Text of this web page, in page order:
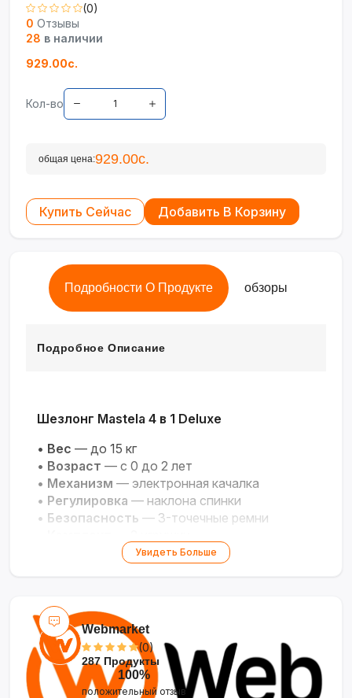
(0)
0 Отзывы
28 в наличии
929.00с.
Кол-во
общая цена:929.00с.
Купить Сейчас Добавить В Корзину
Подробности О Продукте обзоры
Подробное Описание
Шезлонг Mastela 4 в 1 Deluxe
• Вес — до 15 кг
• Возраст — с 0 до 2 лет
• Механизм — электронная качалка
• Регулировка — наклона спинки
• Безопасность — 3-точечные ремни
Увидеть Больше
Webmarket
(0)
287 Продукты
100%
положительный отзыв